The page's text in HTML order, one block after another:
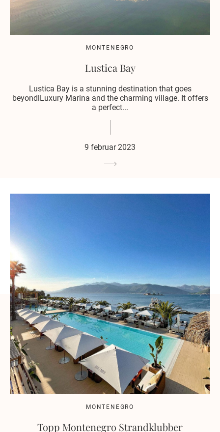
MONTENEGRO
Lustica Bay
Lustica Bay is a stunning destination that goes
beyondlLuxury Marina and the charming village. It offers
a perfect...
9 februar 2023
MONTENEGRO
Topp Montenegro Strandklubber